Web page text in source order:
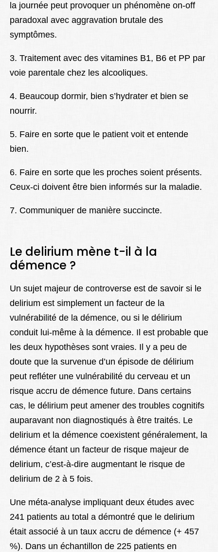
la journée peut provoquer un phénomène on-off
paradoxal avec aggravation brutale des
symptômes.
3. Traitement avec des vitamines B1, B6 et PP par
voie parentale chez les alcooliques.
4. Beaucoup dormir, bien s’hydrater et bien se
nourrir.
5. Faire en sorte que le patient voit et entende
bien.
6. Faire en sorte que les proches soient présents.
Ceux-ci doivent être bien informés sur la maladie.
7. Communiquer de manière succincte.
Le delirium mène t-il à la
démence ?
Un sujet majeur de controverse est de savoir si le
delirium est simplement un facteur de la
vulnérabilité de la démence, ou si le délirium
conduit lui-même à la démence. Il est probable que
les deux hypothèses sont vraies. Il y a peu de
doute que la survenue d’un épisode de délirium
peut refléter une vulnérabilité du cerveau et un
risque accru de démence future. Dans certains
cas, le délirium peut amener des troubles cognitifs
auparavant non diagnostiqués à être traités. Le
delirium et la démence coexistent généralement, la
démence étant un facteur de risque majeur de
delirium, c’est-à-dire augmentant le risque de
delirium de 2 à 5 fois.
Une méta-analyse impliquant deux études avec
241 patients au total a démontré que le delirium
était associé à un taux accru de démence (+ 457
%). Dans un échantillon de 225 patients en